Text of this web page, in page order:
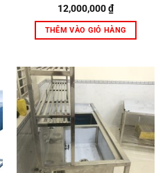
12,000,000₫
THÊM VÀO GIỎ HÀNG